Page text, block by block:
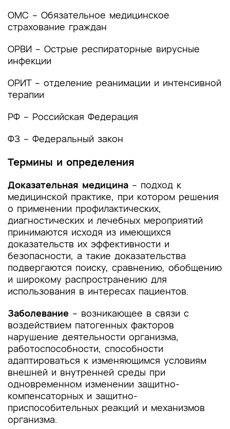
3.1. Консервативное лечение
4. Медицинская реабилитация и санаторно-
курортное лечение, медицинские показания и
противопоказания к применению методов
медицинской реабилитации, в том числе
основанных на использовании природных
лечебных факторов
5. Профилактика и диспансерное наблюдение,
медицинские показания и противопоказания к
применению методов профилактики
5.1. Специфическая профилактика
5.2. Неспецифическая профилактика2
5.3. Диспансерное наблюдение
6. Организация оказания медицинской помощи
7. Дополнительная информация (в том числе
факторы, влияющие на исход заболевания или
состояния)
Критерии оценки качества медицинской
помощи
Список литературы
Приложение А1. Состав рабочей группы по
разработке и пересмотру клинических
рекомендаций
Приложение А2. Методология разработки
клинических рекомендаций
ОМС – Обязательное медицинское
страхование граждан
ОРВИ – Острые респираторные вирусные
инфекции
ОРИТ – отделение реанимации и интенсивной
терапии
РФ – Российская Федерация
ФЗ – Федеральный закон
Термины и определения
Доказательная медицина – подход к
медицинской практике, при котором решения
о применении профилактических,
диагностических и лечебных мероприятий
принимаются исходя из имеющихся
доказательств их эффективности и
безопасности, а такие доказательства
подвергаются поиску, сравнению, обобщению
и широкому распространению для
использования в интересах пациентов.
Заболевание – возникающее в связи с
воздействием патогенных факторов
нарушение деятельности организма,
работоспособности, способности
адаптироваться к изменяющимся условиям
внешней и внутренней среды при
одновременном изменении защитно-
компенсаторных и защитно-
приспособительных реакций и механизмов
организма.